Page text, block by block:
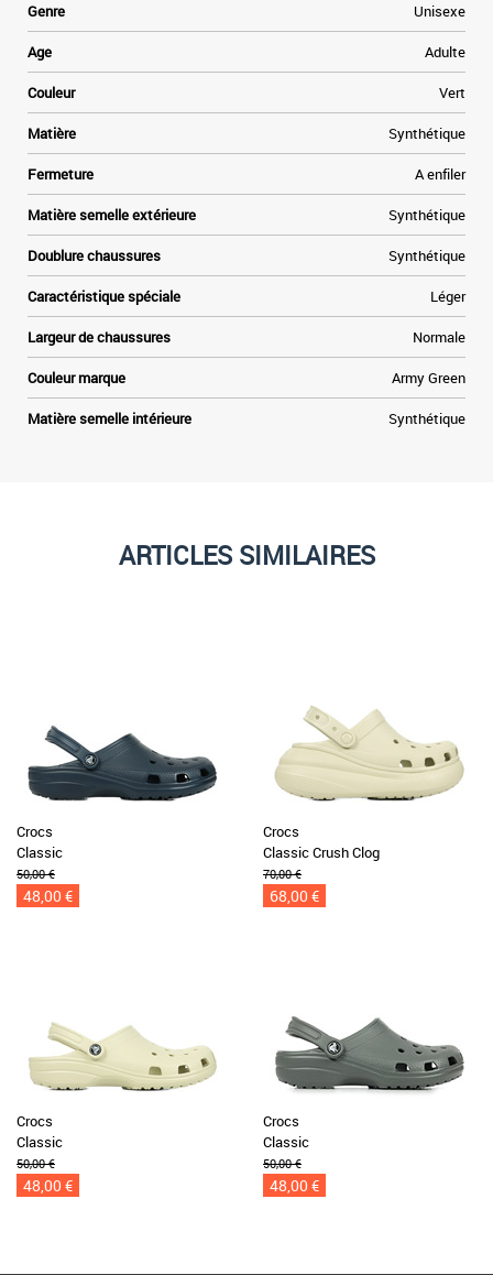
Genre Unisexe
Age Adulte
Couleur Vert
Matière Synthétique
Fermeture A enfiler
Matière semelle extérieure Synthétique
Doublure chaussures Synthétique
Caractéristique spéciale Léger
Largeur de chaussures Normale
Couleur marque Army Green
Matière semelle intérieure Synthétique
ARTICLES SIMILAIRES
Crocs
Classic
50,00 €
48,00 €
Crocs
Classic Crush Clog
70,00 €
68,00 €
Crocs
Classic
50,00 €
48,00 €
Crocs
Classic
50,00 €
48,00 €